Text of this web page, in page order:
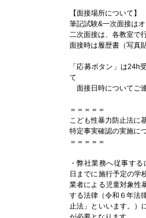
【面接場所について】
筆記試験&一次面接は
二次面接は、各教室で
面接時は履歴書（写真
「応募ボタン」は24h
て
面接日時についてご
＝＝＝＝＝
こども性暴力防止法に
特定事実確認の実施に
＝＝＝＝＝
・弊社業務へ従事す
日までに施行予定の学
業者による児童対象性
する法律（令和６年法
止法」といいます。）